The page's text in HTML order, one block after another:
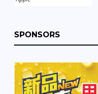
SPONSORS